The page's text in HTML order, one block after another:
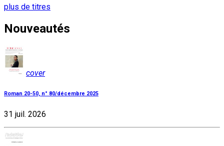
plus de titres
Nouveautés
cover
Roman 20-50, n° 80/décembre 2025
31 juil. 2026